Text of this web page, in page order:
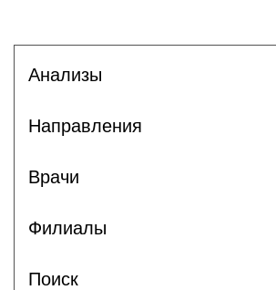
Анализы
Направления
Врачи
Филиалы
Поиск